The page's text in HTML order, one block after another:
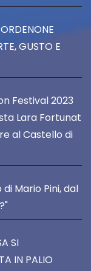
GUSTO E
Festival 2023
Lara Fortunat
al Castello di
Mario Pini, dal
SI
IN PALIO